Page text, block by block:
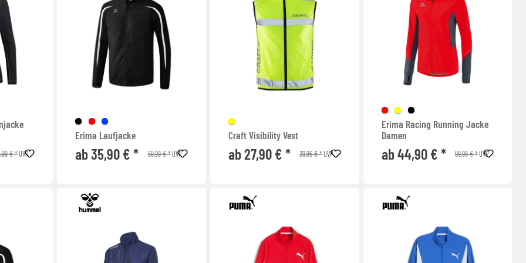
€ *UVP
Erima Laufjacke
ab 35,90 € * 59,99 € *UVP
Craft Visibility Vest
ab 27,90 € * 39,95 € *UVP
Erima Racing Running Jacke
Damen
ab 44,90 € * 99,99 € *UVP